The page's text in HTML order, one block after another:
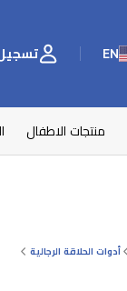
EN تسجيل
منتجات الاطفال
أدوات الحلاقة الرجالية